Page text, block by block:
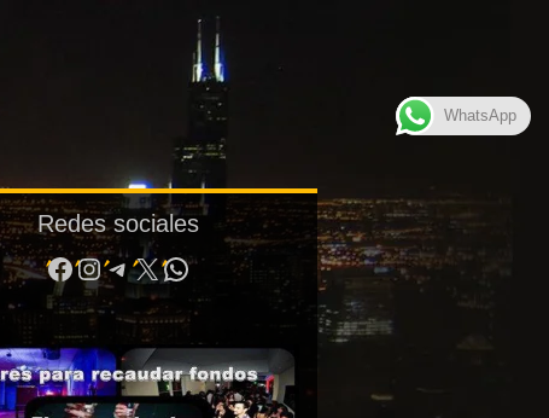
Redes sociales
Facebook
Instagram
Telegram
X WhatsApp
WhatsApp